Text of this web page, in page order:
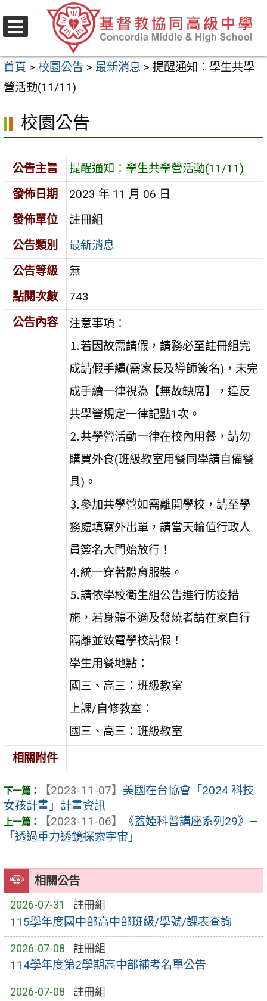
至
要
內
區
首頁 > 校園公告 > 最新消息 > 提醒通知：學生共學
營活動(11/11)
相關公告
2026-07-31 註冊組
115學年度國中部高中部班級/學號/課表查詢
2026-07-08 註冊組
114學年度第2學期高中部補考名單公告
2026-07-08 註冊組
校園公告
公告主旨
提醒通知：學生共學營活動(11/11)
發佈日期
2023 年 11 月 06 日
發佈單位
註冊組
公告類別
最新消息
公告等級
無
點閱次數
743
公告內容
注意事項：
⒈若因故需請假，請務必至註冊組完
成請假手續(需家長及導師簽名)，未完
成手續一律視為【無故缺席】，違反
共學營規定一律記點1次。
⒉共學營活動一律在校內用餐，請勿
購買外食(班級教室用餐同學請自備餐
具)。
⒊參加共學營如需離開學校，請至學
務處填寫外出單，請當天輪值行政人
員簽名大門始放行！
⒋統一穿著體育服裝。
⒌請依學校衛生組公告進行防疫措
施，若身體不適及發燒者請在家自行
隔離並致電學校請假！
學生用餐地點：
國三、高三：班級教室
上課/自修教室：
國三、高三：班級教室
相關附件
【2023-11-07】 美國在台協會「2024 科技
女孩計畫」計畫資訊
【2023-11-06】
《蓋婭科普講座系列29》—
「透過重力透鏡探索宇宙」
選
單